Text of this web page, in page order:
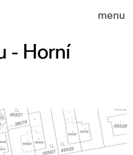
menu
- Horní